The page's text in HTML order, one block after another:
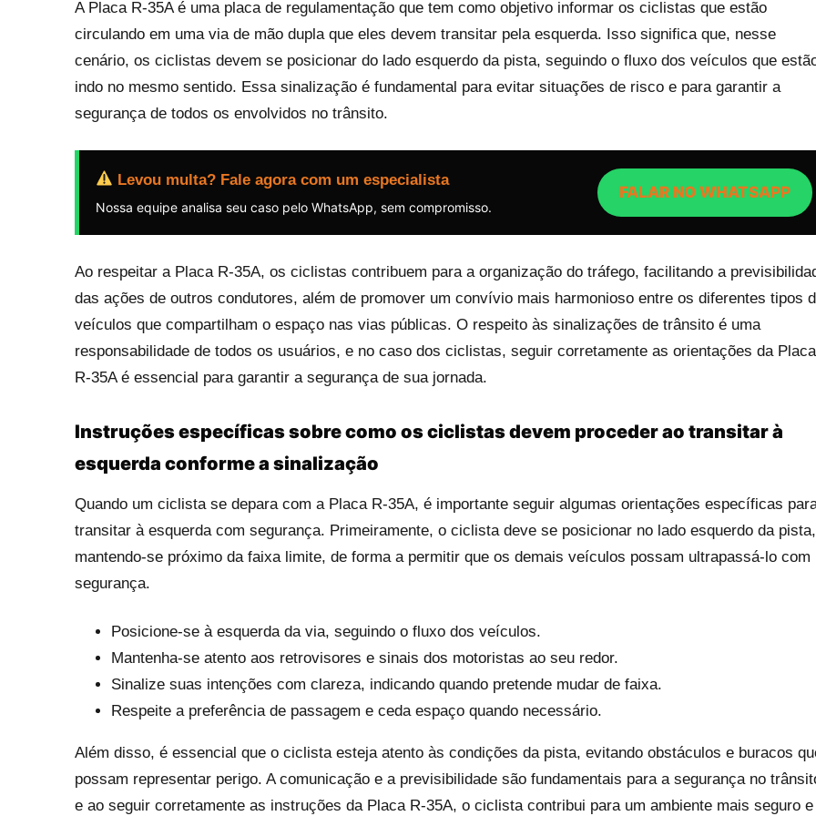
A Placa R-35A é uma placa de regulamentação que tem como objetivo informar os ciclistas que estão
circulando em uma via de mão dupla que eles devem transitar pela esquerda. Isso significa que, nesse
cenário, os ciclistas devem se posicionar do lado esquerdo da pista, seguindo o fluxo dos veículos que
indo no mesmo sentido. Essa sinalização é fundamental para evitar situações de risco e para garantir a
segurança de todos os envolvidos no trânsito.
Levou multa? Fale agora com um especialista
Nossa equipe analisa seu caso pelo WhatsApp, sem compromisso.
FALAR NO WHATSAPP
Ao respeitar a Placa R-35A, os ciclistas contribuem para a organização do tráfego, facilitando a
das ações de outros condutores, além de promover um convívio mais harmonioso entre os diferentes tipos
veículos que compartilham o espaço nas vias públicas. O respeito às sinalizações de trânsito é uma
responsabilidade de todos os usuários, e no caso dos ciclistas, seguir corretamente as orientações da Placa
R-35A é essencial para garantir a segurança de sua jornada.
Instruções específicas sobre como os ciclistas devem proceder ao transitar à
esquerda conforme a sinalização
Quando um ciclista se depara com a Placa R-35A, é importante seguir algumas orientações específicas
transitar à esquerda com segurança. Primeiramente, o ciclista deve se posicionar no lado esquerdo da pista,
mantendo-se próximo da faixa limite, de forma a permitir que os demais veículos possam ultrapassá-lo com
segurança.
Posicione-se à esquerda da via, seguindo o fluxo dos veículos.
Mantenha-se atento aos retrovisores e sinais dos motoristas ao seu redor.
Sinalize suas intenções com clareza, indicando quando pretende mudar de faixa.
Respeite a preferência de passagem e ceda espaço quando necessário.
Além disso, é essencial que o ciclista esteja atento às condições da pista, evitando obstáculos e buracos
possam representar perigo. A comunicação e a previsibilidade são fundamentais para a segurança no
e ao seguir corretamente as instruções da Placa R-35A, o ciclista contribui para um ambiente mais seguro e